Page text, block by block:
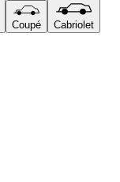
Coupé Cabriolet